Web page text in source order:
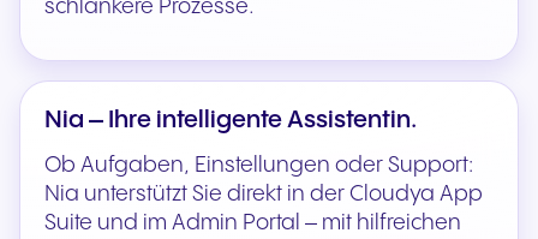
schlankere Prozesse.
Nia – Ihre intelligente Assistentin.
Ob Aufgaben, Einstellungen oder Support:
Nia unterstützt Sie direkt in der Cloudya App
Suite und im Admin Portal – mit hilfreichen